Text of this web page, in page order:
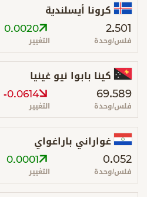
كرونا أيسلندية
2.501
فلس/وحدة
0.0020
التغيير
كينا بابوا نيو غينيا
69.589
فلس/وحدة
-0.0614
التغيير
غواراني باراغواي
0.052
فلس/وحدة
0.0001
التغيير